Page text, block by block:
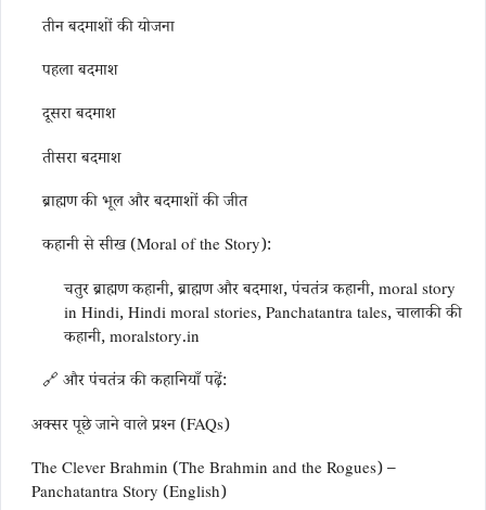
तीन बदमाशों की योजना
पहला बदमाश
दूसरा बदमाश
तीसरा बदमाश
ब्राह्मण की भूल और बदमाशों की जीत
कहानी से सीख (Moral of the Story):
चतुर ब्राह्मण कहानी, ब्राह्मण और बदमाश, पंचतंत्र कहानी, moral story
in Hindi, Hindi moral stories, Panchatantra tales, चालाकी की
कहानी, moralstory.in
🔗 और पंचतंत्र की कहानियाँ पढ़ें:
अक्सर पूछे जाने वाले प्रश्न (FAQs)
The Clever Brahmin (The Brahmin and the Rogues) –
Panchatantra Story (English)